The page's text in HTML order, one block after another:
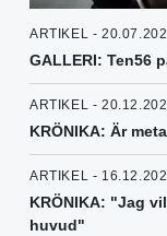
ARTIKEL -
GALLERI: Ten56
ARTIKEL -
KRÖNIKA: Är
ARTIKEL -
KRÖNIKA: "Jag
huvud"